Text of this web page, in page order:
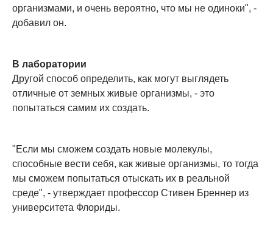
организмами, и очень вероятно, что мы не одиноки", -
добавил он.
В лаборатории
Другой способ определить, как могут выглядеть
отличные от земных живые организмы, - это
попытаться самим их создать.
"Если мы сможем создать новые молекулы,
способные вести себя, как живые организмы, то тогда
мы сможем попытаться отыскать их в реальной
среде", - утверждает профессор Стивен Бреннер из
университета Флориды.